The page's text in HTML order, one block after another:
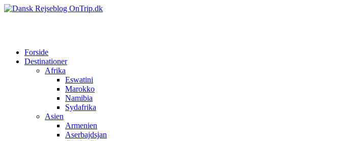
Forside
Destinationer
Afrika
Eswatini
Marokko
Namibia
Sydafrika
Asien
Armenien
Aserbajdsjan